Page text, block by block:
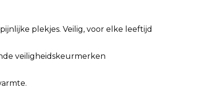
plekjes. Veilig, voor elke leeftijd
veiligheidskeurmerken